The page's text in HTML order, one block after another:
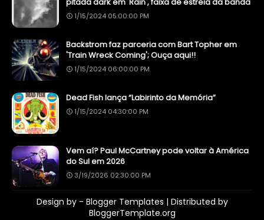
pitada dark em 'Rain', faixa de estreia da banda
1/15/2024 05:00:00 PM
Backstrom faz parceria com Bart Topher em
'Train Wreck Coming'; Ouça aqui!!
1/15/2024 06:00:00 PM
Dead Fish lança “Labirinto da Memória”
1/15/2024 04:30:00 PM
Vem aí? Paul McCartney pode voltar à América
do Sul em 2026
3/19/2026 02:30:00 PM
Design by - Blogger Templates | Distributed by
BloggerTemplate.org